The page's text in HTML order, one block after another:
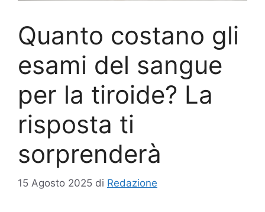
Quanto costano gli
esami del sangue
per la tiroide? La
risposta ti
sorprenderà
15 Agosto 2025 di Redazione